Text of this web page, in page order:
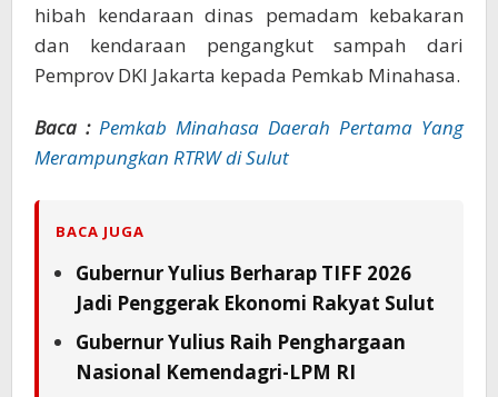
hibah kendaraan dinas pemadam kebakaran
dan kendaraan pengangkut sampah dari
Pemprov DKI Jakarta kepada Pemkab Minahasa.
Baca : Pemkab Minahasa Daerah Pertama Yang
Merampungkan RTRW di Sulut
BACA JUGA
Gubernur Yulius Berharap TIFF 2026
Jadi Penggerak Ekonomi Rakyat Sulut
Gubernur Yulius Raih Penghargaan
Nasional Kemendagri-LPM RI